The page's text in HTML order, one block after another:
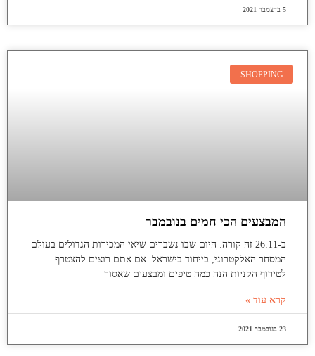
5 בדצמבר 2021
SHOPPING
המבצעים הכי חמים בנובמבר
ב-26.11 זה קורה: היום שבו נשברים שיאי המכירות הגדולים בעולם
המסחר האלקטרוני, בייחוד בישראל. אם אתם רוצים להצטרף
לטירוף הקניות הנה כמה טיפים ומבצעים שאסור
קרא עוד »
23 בנובמבר 2021